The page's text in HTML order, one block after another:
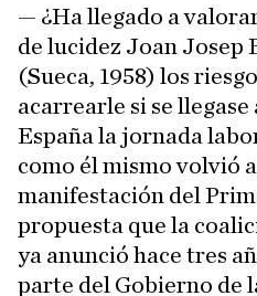
— ¿Ha llegado a
de lucidez Joan Josep
(Sueca, 1958) los
acarrearle si se
España la jornada
como él mismo volvió
manifestación del
propuesta que la
ya anunció hace tres
parte del Gobierno de